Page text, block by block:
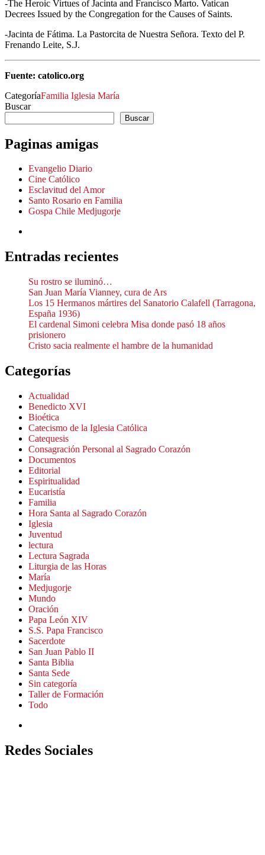
-The Heroic Virtues of Jacinta and Francisco Marto. Vatican
Decrees Issued by the Congregation for the Causes of Saints.
-Jacinta de Fátima. La Pastorcita de Nuestra Señora. Texto del P.
Frenando Leite, S.J.
Fuente: catolico.org
CategoríaFamilia Iglesia María
Buscar
Buscar
Paginas amigas
Evangelio Diario
Cine Católico
Esclavitud del Amor
Santo Rosario en Familia
Gospa Chile Medjugorje
Entradas recientes
Su rostro se iluminó…
San Juan María Vianney, cura de Ars
Los 15 Hermanos mártires del Sanatorio Calafell (Tarragona,
España 1936)
El cardenal Simoni celebra Misa donde pasó 18 años
prisionero
Cristo sacia realmente el hambre de la humanidad
Categorías
Actualidad
Benedicto XVI
Bioética
Catecismo de la Iglesia Católica
Catequesis
Consagración Personal al Sagrado Corazón
Documentos
Editorial
Espiritualidad
Eucaristía
Familia
Hora Santa al Sagrado Corazón
Iglesia
Juventud
lectura
Lectura Sagrada
Liturgia de las Horas
María
Medjugorje
Mundo
Oración
Papa León XIV
S.S. Papa Francisco
Sacerdote
San Juan Pablo II
Santa Biblia
Santa Sede
Sin categoría
Taller de Formación
Todo
Redes Sociales